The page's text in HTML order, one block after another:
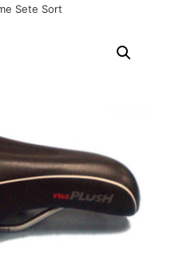
Sete Sort